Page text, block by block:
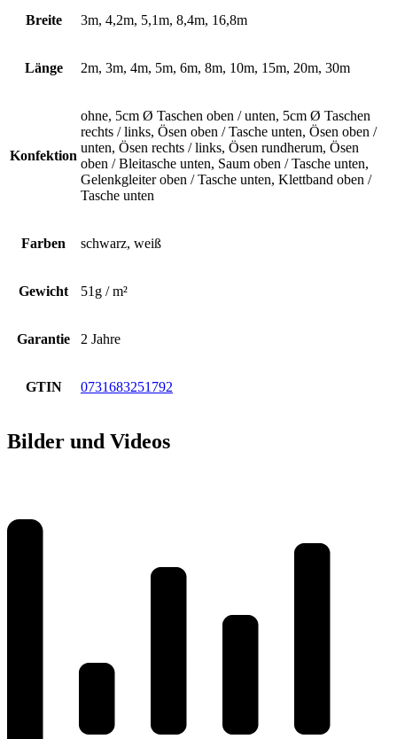
Breite 3m, 4,2m, 5,1m, 8,4m, 16,8m
Länge 2m, 3m, 4m, 5m, 6m, 8m, 10m, 15m, 20m, 30m
Konfektion
ohne, 5cm Ø Taschen oben / unten, 5cm Ø Taschen
rechts / links, Ösen oben / Tasche unten, Ösen oben /
unten, Ösen rechts / links, Ösen rundherum, Ösen
oben / Bleitasche unten, Saum oben / Tasche unten,
Gelenkgleiter oben / Tasche unten, Klettband oben /
Tasche unten
Farben schwarz, weiß
Gewicht 51g / m²
Garantie 2 Jahre
GTIN 0731683251792
Bilder und Videos